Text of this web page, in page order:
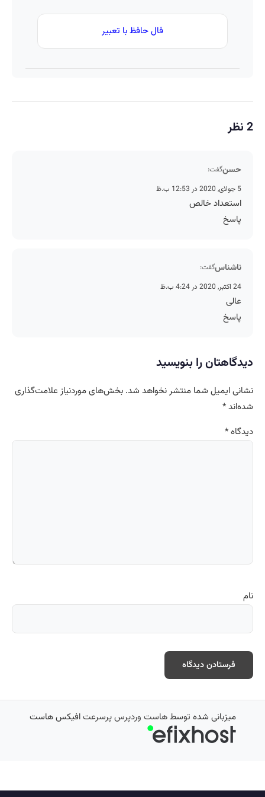
فال حافظ با تعبیر
2 نظر
حسنگفت:
5 جولای, 2020 در 12:53 ب.ظ
استعداد خالص
پاسخ
ناشناسگفت:
24 اکتبر, 2020 در 4:24 ب.ظ
عالی
پاسخ
دیدگاهتان را بنویسید
نشانی ایمیل شما منتشر نخواهد شد. بخش‌های موردنیاز علامت‌گذاری
شده‌اند*
دیدگاه*
نام
میزبانی شده توسطهاست وردپرس پرسرعتافیکس هاست